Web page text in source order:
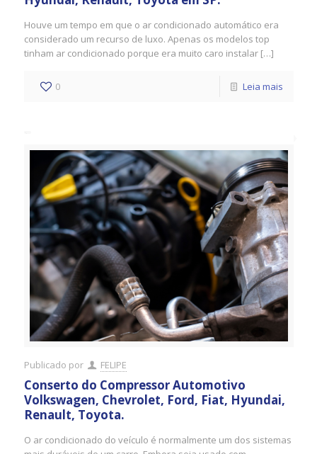
Houve um tempo em que o ar condicionado automático era
considerado um recurso de luxo. Apenas os modelos top
tinham ar condicionado porque era muito caro instalar […]
0 Leia mais
Publicado por FELIPE
Conserto do Compressor Automotivo
Volkswagen, Chevrolet, Ford, Fiat, Hyundai,
Renault, Toyota.
O ar condicionado do veículo é normalmente um dos sistemas